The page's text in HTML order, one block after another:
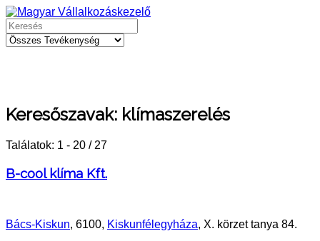
Keresőszavak: klímaszerelés
Találatok: 1 - 20 / 27
B-cool klíma Kft.
Bács-Kiskun, 6100, Kiskunfélegyháza, X. körzet tanya 84.